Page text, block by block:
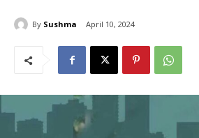
By Sushma April 10, 2024